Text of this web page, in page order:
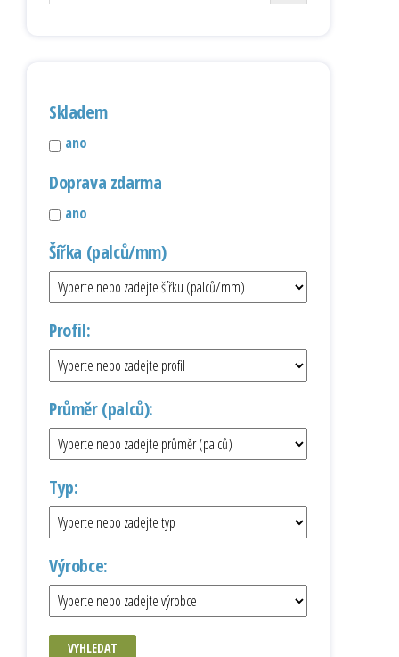
Skladem
ano
Doprava zdarma
ano
Šířka (palců/mm)
Profil:
Průměr (palců):
Typ:
Výrobce:
VYHLEDAT